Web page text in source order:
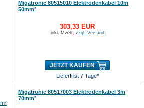
Migatronic 80515010 Elektrodenkabel 10m
50mm²
303,33 EUR
inkl. MwSt. zzgl. Versand
JETZT KAUFEN
Lieferfrist 7 Tage*
Migatronic 80517003 Elektrodenkabel 3m
70mm²